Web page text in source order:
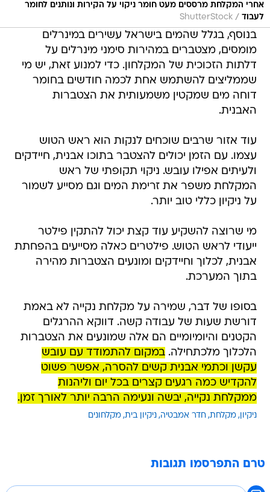
אחרי המקלחת מרססים מעט חומר ניקוי על הקירות ונותנים לחומר
לעבוד /
ShutterStock
בנוסף, בגלל שהמים בישראל עשירים במינרלים
מומסים, מצטברים במהירות סימני מינרלים על
דלתות הזכוכית של המקלחון. כדי למנוע זאת, יש מי
שממליצים להשתמש אחת לכמה חודשים בחומר
דוחה מים שמקטין משמעותית את הצטברות
האבנית.
עוד אזור שרבים שוכחים לנקות הוא ראש הטוש
עצמו. עם הזמן יכולים להצטבר בתוכו אבנית, חיידקים
ולעיתים אפילו עובש. ניקוי תקופתי של ראש
המקלחת משפר את זרימת המים וגם מסייע לשמור
על ניקיון כללי טוב יותר.
מי שרוצה להשקיע עוד קצת יכול להתקין פילטר
ייעודי לראש הטוש. פילטרים כאלה מסייעים בהפחתת
אבנית, לכלוך וחיידקים ומונעים הצטברות מהירה
בתוך המערכת.
בסופו של דבר, שמירה על מקלחת נקייה לא באמת
דורשת שעות של עבודה קשה. דווקא ההרגלים
הקטנים והיומיומיים הם אלה שמונעים את הצטברות
הלכלוך מלכתחילה.במקום להתמודד עם עובש
עקשן וכתמי אבנית קשים להסרה, אפשר פשוט
להקדיש כמה רגעים קצרים בכל יום וליהנות
ממקלחת נקייה, יבשה ונעימה הרבה יותר לאורך זמן.
ניקיון מקלחת חדר אמבטיה ניקיון בית מקלחונים
טרם התפרסמו תגובות